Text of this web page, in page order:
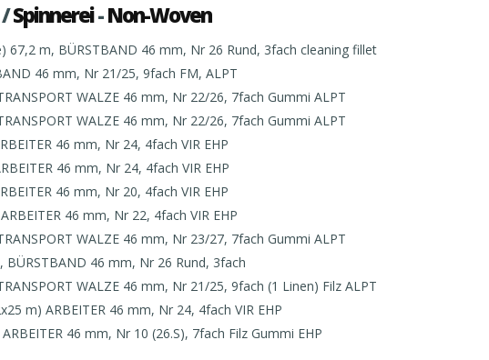
/Spinnerei-Non-Woven
67,2 m, BÜRSTBAND 46 mm, Nr 26 Rund, 3fach cleaning fillet
46 mm, Nr 21/25, 9fach FM, ALPT
WALZE 46 mm, Nr 22/26, 7fach Gummi ALPT
WALZE 46 mm, Nr 22/26, 7fach Gummi ALPT
46 mm, Nr 24, 4fach VIR EHP
46 mm, Nr 24, 4fach VIR EHP
46 mm, Nr 20, 4fach VIR EHP
46 mm, Nr 22, 4fach VIR EHP
WALZE 46 mm, Nr 23/27, 7fach Gummi ALPT
BÜRSTBAND 46 mm, Nr 26 Rund, 3fach
WALZE 46 mm, Nr 21/25, 9fach (1 Linen) Filz ALPT
m) ARBEITER 46 mm, Nr 24, 4fach VIR EHP
46 mm, Nr 10 (26.S), 7fach Filz Gummi EHP